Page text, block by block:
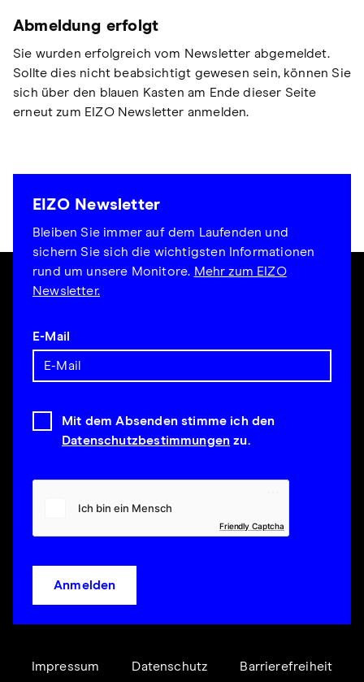
Abmeldung erfolgt
Sie wurden erfolgreich vom Newsletter abgemeldet.
Sollte dies nicht beabsichtigt gewesen sein, können Sie
sich über den blauen Kasten am Ende dieser Seite
erneut zum EIZO Newsletter anmelden.
EIZO Newsletter
Bleiben Sie immer auf dem Laufenden und
sichern Sie sich die wichtigsten Informationen
rund um unsere Monitore. Mehr zum EIZO
Newsletter.
E-Mail
Mit dem Absenden stimme ich den
Datenschutzbestimmungen zu.
Friendly Captcha
Anmelden
Impressum Datenschutz Barrierefreiheit